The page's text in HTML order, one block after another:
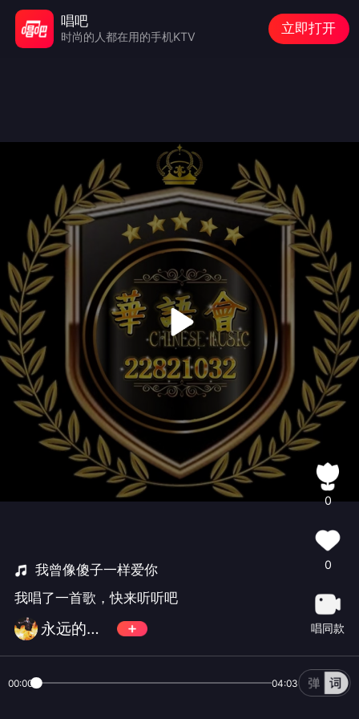
我曾像傻子一样爱你
我唱了一首歌，快来听听吧
永远的天王👑華語會✨元老
0
0
唱同款
00:00 04:03
唱吧
时尚的人都在用的手机KTV
立即打开